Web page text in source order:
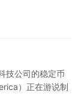
技公司的稳定币
）正在游说制
…